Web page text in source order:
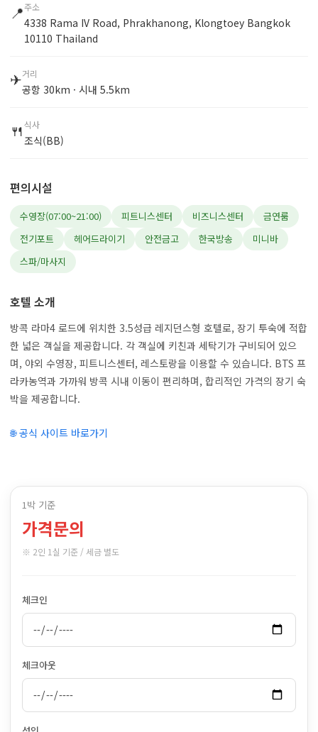
📍주소
4338 Rama IV Road, Phrakhanong, Klongtoey Bangkok
10110 Thailand
✈거리
공항 30km · 시내 5.5km
🍴식사
조식(BB)
편의시설
수영장(07:00~21:00) 피트니스센터 비즈니스센터
금연룸
전기포트
헤어드라이기 안전금고 한국방송
미니바
스파/마사지
호텔 소개
방콕 라마4 로드에 위치한 3.5성급 레지던스형 호텔로, 장기 투숙에 적합
한 넓은 객실을 제공합니다. 각 객실에 키친과 세탁기가 구비되어 있으
며, 야외 수영장, 피트니스센터, 레스토랑을 이용할 수 있습니다. BTS 프
라카농역과 가까워 방콕 시내 이동이 편리하며, 합리적인 가격의 장기 숙
박을 제공합니다.
🌐 공식 사이트 바로가기
1박 기준
가격문의
※ 2인 1실 기준 / 세금 별도
체크인
체크아웃